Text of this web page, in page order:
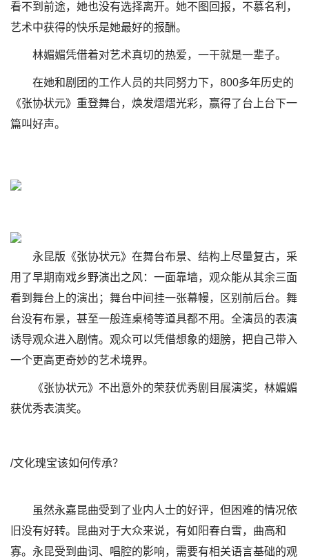
看不到前途，她也没有选择离开。她不图回报，不慕名利，
艺术中获得的快乐是她最好的报酬。
林媚媚凭借着对艺术真切的热爱，一干就是一辈子。
在她和剧团的工作人员的共同努力下，800多年历史的
《张协状元》重登舞台，焕发熠熠光彩，赢得了台上台下一
篇叫好声。
永昆版《张协状元》在舞台布景、结构上尽量复古，采
用了早期南戏乡野演出之风：一面靠墙，观众能从其余三面
看到舞台上的演出；舞台中间挂一张幕幔，区别前后台。舞
台没有布景，甚至一般连桌椅等道具都不用。全演员的表演
诱导观众进入剧情。观众可以凭借想象的翅膀，把自己带入
一个更高更奇妙的艺术境界。
《张协状元》不出意外的荣获优秀剧目展演奖，林媚媚
获优秀表演奖。
/文化瑰宝该如何传承？
虽然永嘉昆曲受到了业内人士的好评，但困难的情况依
旧没有好转。昆曲对于大众来说，有如阳春白雪，曲高和
寡。永昆受到曲词、唱腔的影响，需要有相关语言基础的观